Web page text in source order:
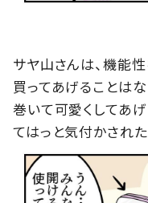
サヤ山さんは、機能
買ってあげることは
巻いて可愛くしてあげ
てはっと気付かされた